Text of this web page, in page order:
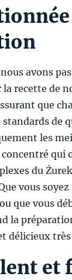
avons
recette de
que
de
les
qui
du
vous
que vous
la
délicieux très
et